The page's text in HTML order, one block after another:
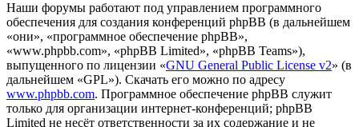
Наши форумы работают под управлением программного
обеспечения для создания конференций phpBB (в дальнейшем
«они», «программное обеспечение phpBB»,
«www.phpbb.com», «phpBB Limited», «phpBB Teams»),
выпущенного по лицензии «GNU General Public License v2» (в
дальнейшем «GPL»). Скачать его можно по адресу
www.phpbb.com. Программное обеспечение phpBB служит
только для организации интернет-конференций; phpBB
Limited не несёт ответственности за их содержание и не